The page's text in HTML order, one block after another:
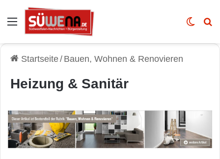
Auswahl Skin
Startseite/ Bauen, Wohnen & Renovieren
Heizung & Sanitär